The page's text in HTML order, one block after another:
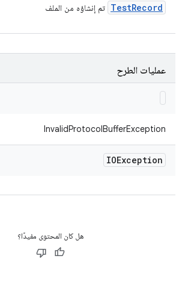
TestRecord تم إنشاؤه من الملف
عمليات الطرح
InvalidProtocolBufferException
IOException
هل كان المحتوى مفيدًا؟